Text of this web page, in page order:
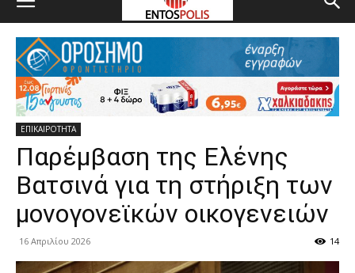
ΕΠΙΚΑΙΡΟΤΗΤΑ
Παρέμβαση της Ελένης
Βατσινά για τη στήριξη των
μονογονεϊκών οικογενειών
16 Απριλίου 2026 14